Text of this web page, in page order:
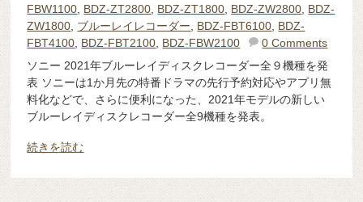
FBW1100, BDZ-ZT2800, BDZ-ZT1800, BDZ-ZW2800, BDZ-
ZW1800, ブルーレイレコーダー, BDZ-FBT6100, BDZ-
FBT4100, BDZ-FBT2100, BDZ-FBW2100
0 Comments
ソニー 2021年ブルーレイディスクレコーダー全９機種を発
表 ソニーは1か月先の特番ドラマの先行予約対応やアプリ無
料化などで、さらに便利になった、2021年モデルの新しい
ブルーレイディスクレコーダー全9機種を発表。
続きを読む